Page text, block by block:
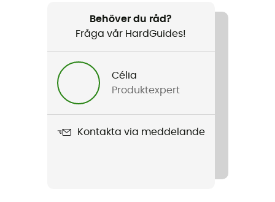
Produktnamn
Altvia Alpine Pants
Vattenavvisande
Behöver du råd?
Fråga vår HardGuides!
Célia
Produktexpert
Kontakta via meddelande